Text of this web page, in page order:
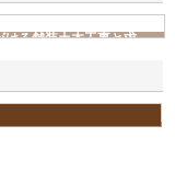
ける舗装土木工事と求